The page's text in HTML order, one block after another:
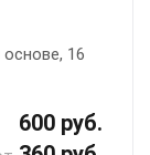
16
600 руб.